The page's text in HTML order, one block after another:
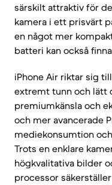
särskilt attraktiv för
kamera i ett prisvärt
en något mer
batteri kan också
iPhone Air riktar sig
extremt tunn och lätt
premiumkänsla och
och mer avancerade
mediekonsumtion
Trots en enklare
högkvalitativa bilder
processor